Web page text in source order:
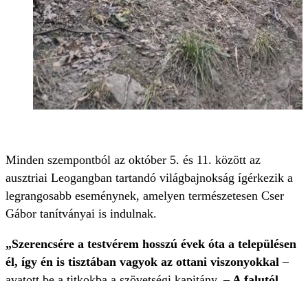
Minden szempontból az október 5. és 11. között az
ausztriai Leogangban tartandó világbajnokság ígérkezik a
legrangosabb eseménynek, amelyen természetesen Cser
Gábor tanítványai is indulnak.
„Szerencsére a testvérem hosszú évek óta a településen
él, így én is tisztában vagyok az ottani viszonyokkal –